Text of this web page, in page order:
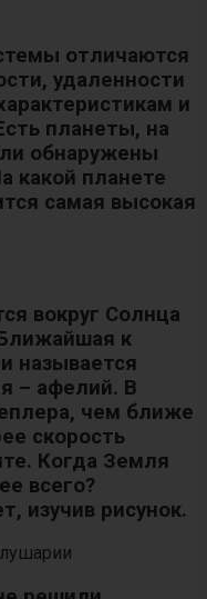
отличаются
удаленности
и
планеты, на
обнаружены
какой планете
самая высокая
вокруг Солнца
к
называется
– афелий. В
чем ближе
скорость
Когда Земля
всего?
изучив рисунок.